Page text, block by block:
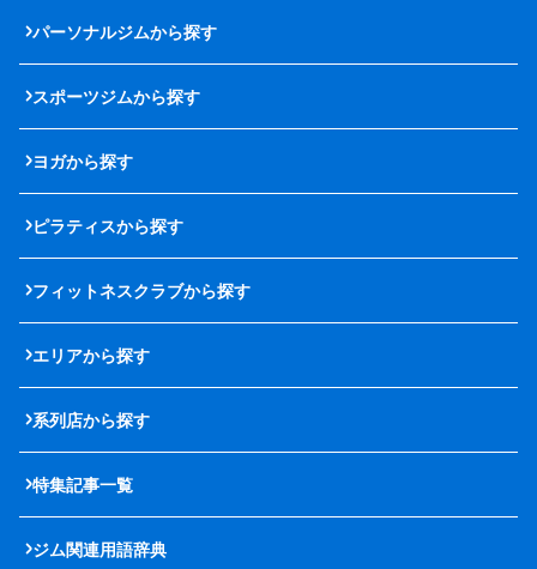
パーソナルジムから探す
スポーツジムから探す
ヨガから探す
ピラティスから探す
フィットネスクラブから探す
エリアから探す
系列店から探す
特集記事一覧
ジム関連用語辞典